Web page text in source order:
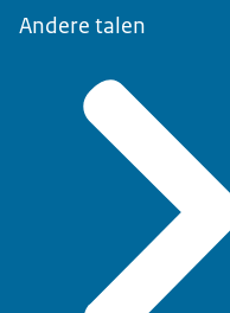
Andere talen